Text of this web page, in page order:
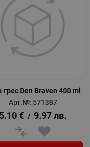
грес Den Braven 400 ml
Арт.№: 571387
5.10 € / 9.97 лв.